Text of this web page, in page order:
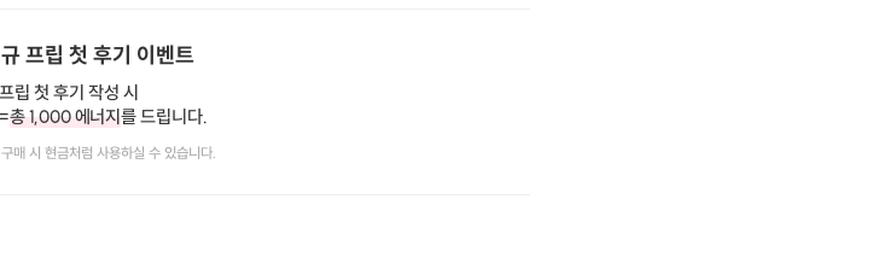
프립 첫 후기 이벤트
프립 첫 후기 작성 시
총 1,000 에너지를 드립니다.
매 시 현금처럼 사용하실 수 있습니다.